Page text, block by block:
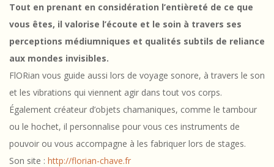
Tout en prenant en considération l’entièreté de ce que
vous êtes, il valorise l’écoute et le soin à travers ses
perceptions médiumniques et qualités subtils de reliance
aux mondes invisibles.
FlORian vous guide aussi lors de voyage sonore, à travers le son
et les vibrations qui viennent agir dans tout vos corps.
Également créateur d’objets chamaniques, comme le tambour
ou le hochet, il personnalise pour vous ces instruments de
pouvoir ou vous accompagne à les fabriquer lors de stages.
Son site : http://florian-chave.fr